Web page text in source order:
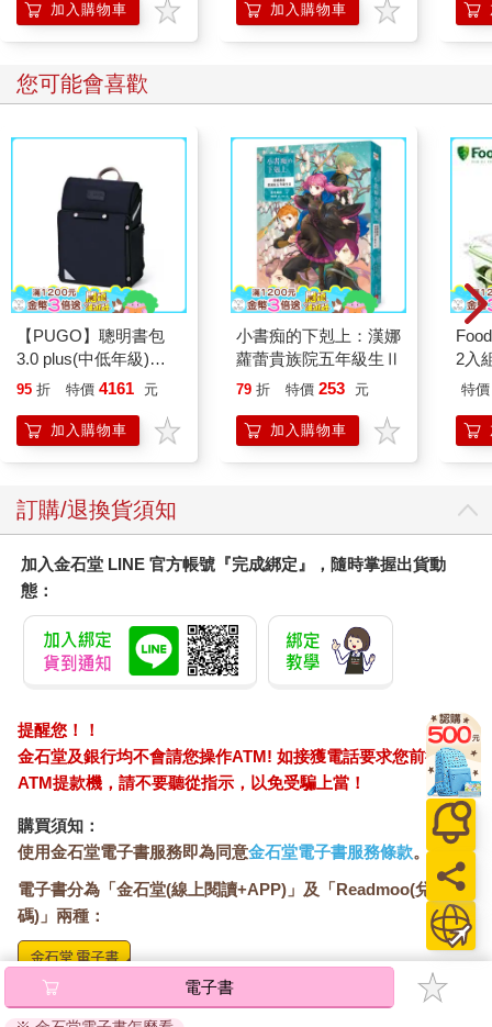
加入購物車 加入購物車
您可能會喜歡
【PUGO】聰明書包
3.0 plus(中低年級)酷
黑 全新進化玩美上市
95 折 特價 4161 元
加入購物車
小書痴的下剋上：漢娜
蘿蕾貴族院五年級生Ⅱ
79 折 特價 253 元
加入購物車
2入
特價
訂購/退換貨須知
加入金石堂 LINE 官方帳號『完成綁定』，隨時掌握出貨動
態：
提醒您！！
金石堂及銀行均不會請您操作ATM! 如接獲電話要求您前往
ATM提款機，請不要聽從指示，以免受騙上當！
購買須知：
使用金石堂電子書服務即為同意金石堂電子書服務條款。
電子書分為「金石堂(線上閱讀+APP)」及「Readmoo(兌換
碼)」兩種：
將儲存於會員中心→電子書服務「我的e書櫃」，點選線上
閱讀直接開啟閱讀。
電子書